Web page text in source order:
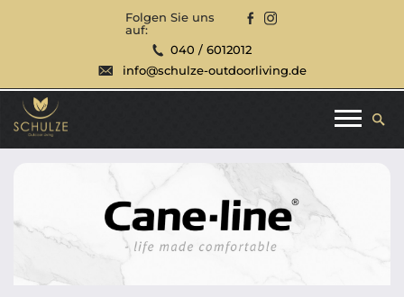
Folgen Sie uns
auf:
040 / 6012012
info@schulze-outdoorliving.de